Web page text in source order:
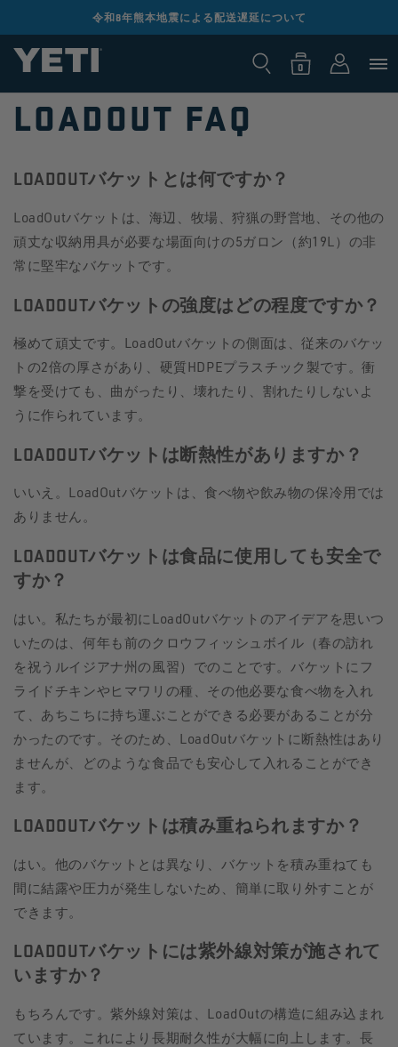
プ
令和8年熊本地震による配送遅延について
ー
0
0
の
ア
イ
グ
イ
ン
LOADOUT FAQ
LOADOUTバケットとは何ですか？
LoadOutバケットは、海辺、牧場、狩猟の野営地、その他の
頑丈な収納用具が必要な場面向けの5ガロン（約19L）の非
常に堅牢なバケットです。
LOADOUTバケットの強度はどの程度ですか？
極めて頑丈です。LoadOutバケットの側面は、従来のバケッ
トの2倍の厚さがあり、硬質HDPEプラスチック製です。衝
撃を受けても、曲がったり、壊れたり、割れたりしないよ
うに作られています。
LOADOUTバケットは断熱性がありますか？
いいえ。LoadOutバケットは、食べ物や飲み物の保冷用では
ありません。
LOADOUTバケットは食品に使用しても安全で
すか？
はい。私たちが最初にLoadOutバケットのアイデアを思いつ
いたのは、何年も前のクロウフィッシュボイル（春の訪れ
を祝うルイジアナ州の風習）でのことです。バケットにフ
ライドチキンやヒマワリの種、その他必要な食べ物を入れ
て、あちこちに持ち運ぶことができる必要があることが分
かったのです。そのため、LoadOutバケットに断熱性はあり
ませんが、どのような食品でも安心して入れることができ
ます。
LOADOUTバケットは積み重ねられますか？
はい。他のバケットとは異なり、バケットを積み重ねても
間に結露や圧力が発生しないため、簡単に取り外すことが
できます。
LOADOUTバケットには紫外線対策が施されて
いますか？
もちろんです。紫外線対策は、LoadOutの構造に組み込まれ
ています。これにより長期耐久性が大幅に向上します。長